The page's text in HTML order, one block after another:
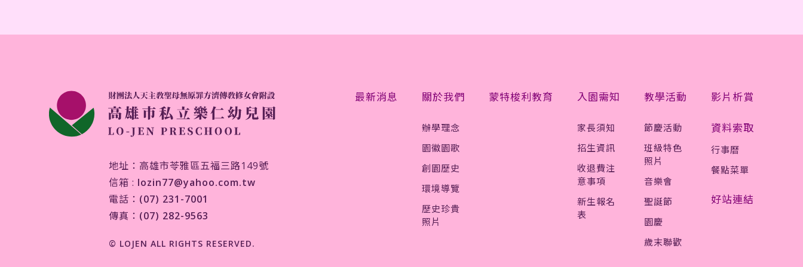
地址：高雄市苓雅區五福三路149號
信箱 : lozin77@yahoo.com.tw
電話： (07) 231-7001
傳真： (07) 282-9563
© LOJEN ALL RIGHTS RESERVED.
最新消息 關於我們
辦學理念
園徽園歌
創園歷史
環境導覽
歷史珍貴
照片
蒙特梭利教育 入園需知
家長須知
招生資訊
收退費注
意事項
新生報名
表
教學活動
節慶活動
班級特色
照片
音樂會
聖誕節
園慶
歲末聯歡
影片析賞
資料索取
行事曆
餐點菜單
好站連結